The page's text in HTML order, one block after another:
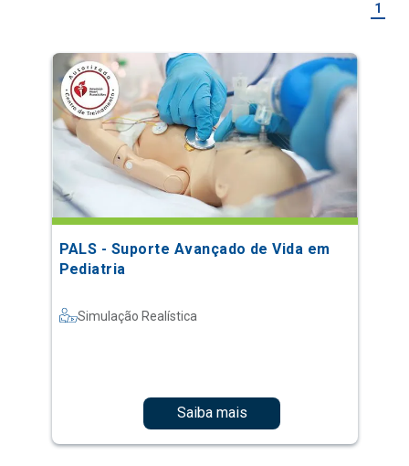
1
PALS - Suporte Avançado de Vida em
Pediatria
Simulação Realística
Saiba mais